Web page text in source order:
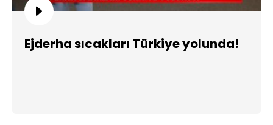
Ejderha sıcakları Türkiye yolunda!